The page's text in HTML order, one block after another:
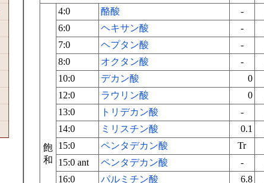
飽
和
4:0 酪酸 -
6:0
ヘキサン酸 -
7:0
ヘプタン酸 -
8:0
オクタン酸 -
10:0
デカン酸 0
12:0
ラウリン酸 0
13:0
トリデカン酸 -
14:0
ミリスチン酸 0.1
15:0
ペンタデカン酸 Tr
15:0 ant
ペンタデカン酸 -
16:0
パルミチン酸 6.8